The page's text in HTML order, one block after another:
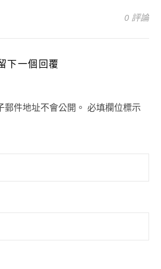
0 評論
下一個回覆
件地址不會公開。 必填欄位標示